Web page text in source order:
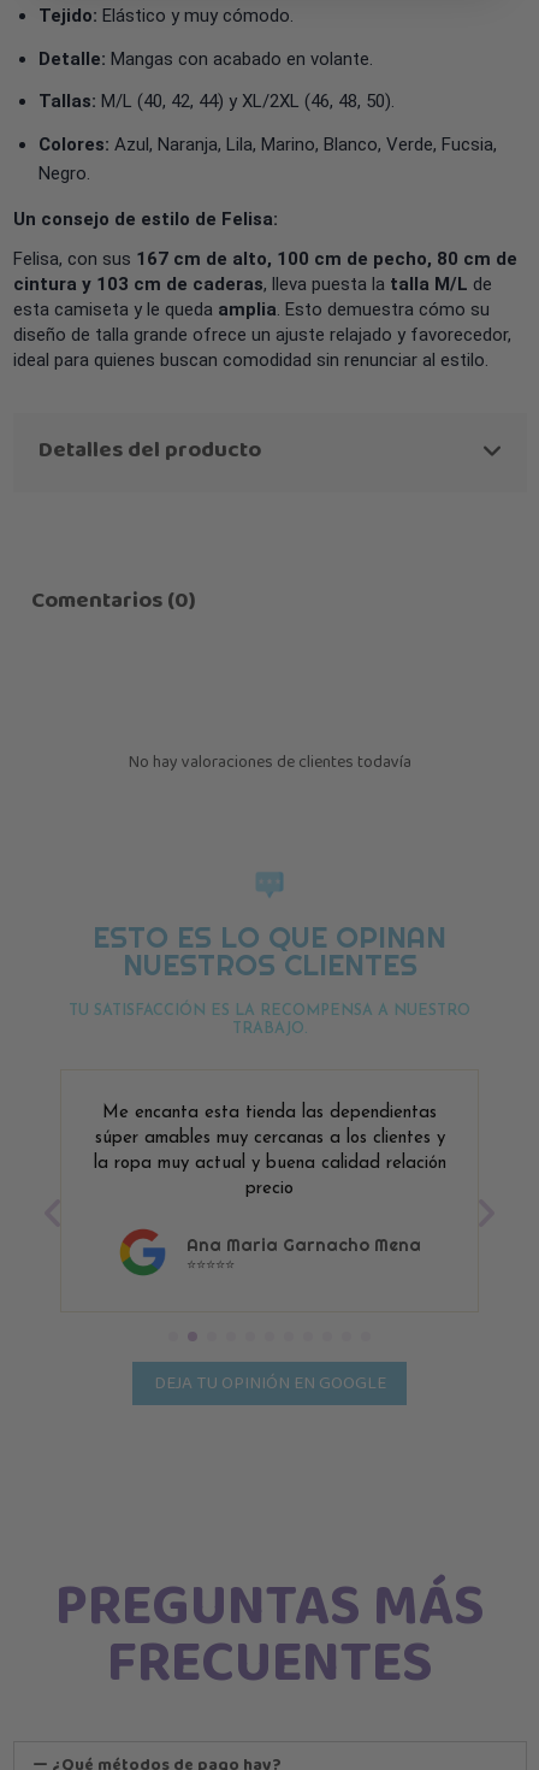
Tejido: Elástico y muy cómodo.
Detalle: Mangas con acabado en volante.
Tallas: M/L (40, 42, 44) y XL/2XL (46, 48, 50).
Colores: Azul, Naranja, Lila, Marino, Blanco, Verde, Fucsia,
Negro.
Un consejo de estilo de Felisa:
Felisa, con sus 167 cm de alto, 100 cm de pecho, 80 cm de
cintura y 103 cm de caderas, lleva puesta la talla M/L de
esta camiseta y le queda amplia. Esto demuestra cómo su
diseño de talla grande ofrece un ajuste relajado y favorecedor,
ideal para quienes buscan comodidad sin renunciar al estilo.
Detalles del producto
Comentarios (0)
No hay valoraciones de clientes todavía
ESTO ES LO QUE OPINAN
NUESTROS CLIENTES
TU SATISFACCIÓN ES LA RECOMPENSA A NUESTRO
TRABAJO.
Me encanta esta tienda las dependientas
súper amables muy cercanas a los clientes y
la ropa muy actual y buena calidad relación
precio
Ana Maria Garnacho Mena
⭐⭐⭐⭐⭐
DEJA TU OPINIÓN EN GOOGLE
PREGUNTAS MÁS
FRECUENTES
¿Qué métodos de pago hay?